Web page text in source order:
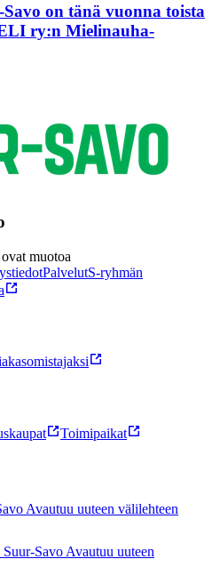
on tänä vuonna toista
ry:n Mielinauha-
muotoa
PalvelutS-ryhmän
Toimipaikat
Avautuu uuteen välilehteen
Savo Avautuu uuteen